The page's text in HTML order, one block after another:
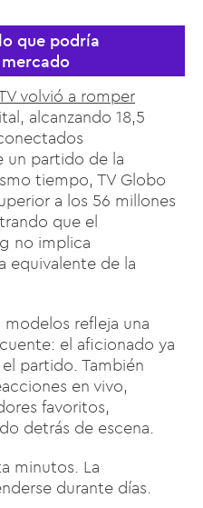
que podría
volvió a romper
alcanzando 18,5
un partido de la
tiempo, TV Globo
a los 56 millones
que el
no implica
equivalente de la
refleja una
el aficionado ya
partido. También
en vivo,
favoritos,
detrás de escena.
minutos. La
durante días.